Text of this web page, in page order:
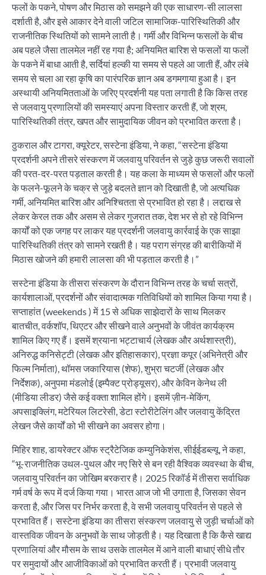
फलों के पकने, पोषण और मिठास को समझने की एक साधारण-सी लालसा
दर्शाती है, और इसे आकार देने वाली जटिल सामाजिक-पारिस्थितिकी और
राजनीतिक स्थितियों को सामने लाती है। गर्मी और विभिन्न फसलों के बीच
अब पहले जैसा तालमेल नहीं रह गया है; अनियमित बारिश से फसलों या फलों
के पकने में बाधा आती है, सर्दियां हल्की या समय से पहले आ जाती हैं, और लंबे
समय से चला आ रहा कृषि का पारंपरिक ज्ञान अब डगमगाया हुआ है। इन
अस्थायी अनियमितताओं के जरिए प्रदर्शनी यह पता लगाती है कि किस तरह
से जलवायु प्रणालियों की समस्याएं अपना विस्तार करती हैं, जो श्रम,
पारिस्थितिकी तंत्र, खपत और सामुदायिक जीवन को प्रभावित करता है।
ठुकराल और टागरा, क्यूरेटर, सस्टेना इंडिया, ने कहा, “सस्टेना इंडिया
प्रदर्शनी अपने तीसरे संस्करण में जलवायु परिवर्तन से जुड़े कुछ जरूरी सवालों
की परत-दर-परत पड़ताल करती है। यह कला के माध्यम से फसलों और फलों
के फलने-फूलने के चक्र से जुड़े बदलते ज्ञान को दिखाती है, जो अत्यधिक
गर्मी, अनियमित बारिश और अनिश्चितता से प्रभावित हो रहा है। लद्दाख से
लेकर केरल तक और असम से लेकर गुजरात तक, देश भर से हो रहे विभिन्न
कार्यों को एक जगह पर लाकर यह प्रदर्शनी जलवायु कार्रवाई के एक साझा
पारिस्थितिकी तंत्र को सामने रखती है। यह पराग संग्रह की बारीकियों में
मिठास खोजने की हमारी लालसा की भी पड़ताल करती है।”
सस्टेना इंडिया के तीसरा संस्करण के दौरान विभिन्न तरह के चर्चा सत्रों,
कार्यशालाओं, प्रदर्शनों और संवादात्मक गतिविधियों को शामिल किया गया है।
सप्ताहांत (weekends ) में 15 से अधिक साझेदारों के साथ मिलकर
बातचीत, वर्कशॉप, थिएटर और सीखने वाले अनुभवों के जीवंत कार्यक्रम
शामिल किए गए हैं। इसमें श्रयाना भट्टाचार्य (लेखक और अर्थशास्त्री),
अनिरुद्ध कनिसेट्टी (लेखक और इतिहासकार), प्रज्ञा कपूर (अभिनेत्री और
फिल्म निर्माता), थॉमस जकारियास (शेफ), शुभ्रा चटर्जी (लेखक और
निर्देशक), अनुपमा मंडलोई (इम्पैक्ट प्रोड्यूसर), और केविन केनेथ ली
(मीडिया लीडर) जैसे कई वक्ता शामिल होंगे। इसमें ज़ीन-मेकिंग,
अपसाइक्लिंग, मटेरियल लिटरेसी, डेटा स्टोरीटेलिंग और जलवायु केंद्रित
लेखन जैसे कार्यों को भी सीखने का अवसर होगा।
मिहिर शाह, डायरेक्टर ऑफ स्ट्रैटेजिक कम्युनिकेशंस, सीईईडब्ल्यू, ने कहा,
“भू-राजनीतिक उथल-पुथल और नए सिरे से बन रही वैश्विक व्यवस्था के बीच,
जलवायु परिवर्तन का जोखिम बरकरार है। 2025 रिकॉर्ड में तीसरा सर्वाधिक
गर्म वर्ष के रूप में दर्ज किया गया। भारत आज जो भी उगाता है, जिसका सेवन
करता है, और जिस पर निर्भर करता है, वे सभी जलवायु परिवर्तन से पहले से
प्रभावित हैं। सस्टेना इंडिया का तीसरा संस्करण जलवायु से जुड़ी चर्चाओं को
वास्तविक जीवन के अनुभवों के साथ जोड़ती है। यह दिखाता है कि कैसे खाद्य
प्रणालियां और मौसम के साथ उसके तालमेल में आने वाली बाधाएं सीधे तौर
पर समुदायों और आजीविकाओं को प्रभावित करती हैं। प्रभावी जलवायु